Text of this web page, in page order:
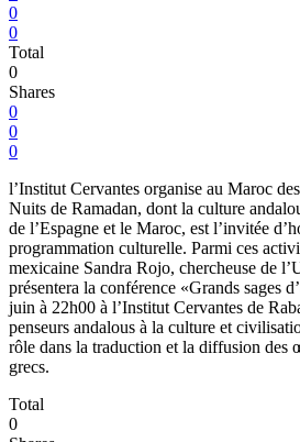
0
0
Total
0
Shares
0
0
0
l’Institut Cervantes organise au Maroc
Nuits de Ramadan, dont la culture
de l’Espagne et le Maroc, est l’invitée
programmation culturelle. Parmi ces
mexicaine Sandra Rojo, chercheuse de
présentera la conférence «Grands sages
juin à 22h00 à l’Institut Cervantes de
penseurs andalous à la culture et
rôle dans la traduction et la diffusion des
grecs.
Total
0